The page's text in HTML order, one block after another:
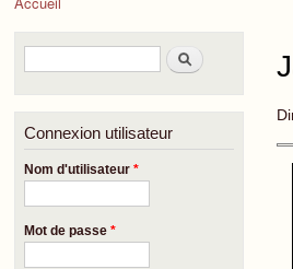
Formulaire de rechercheRechercher
Connexion utilisateur
Nom d'utilisateur *
Mot de passe *